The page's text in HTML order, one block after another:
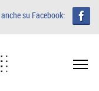
su Facebook: